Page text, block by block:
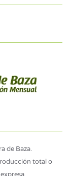
de Baza.
total o